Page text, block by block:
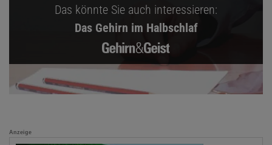
Das könnte Sie auch interessieren:
Das Gehirn im Halbschlaf
Anzeige